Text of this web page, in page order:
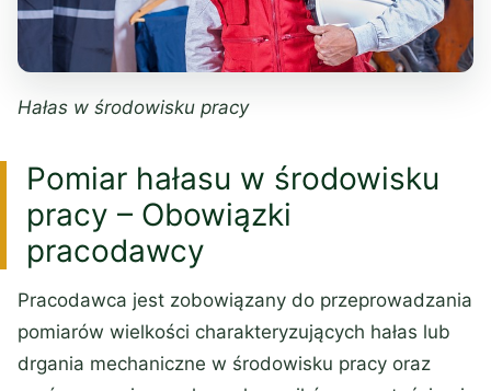
Hałas w środowisku pracy
Pomiar hałasu w środowisku
pracy – Obowiązki
pracodawcy
Pracodawca jest zobowiązany do przeprowadzania
pomiarów wielkości charakteryzujących hałas lub
drgania mechaniczne w środowisku pracy oraz